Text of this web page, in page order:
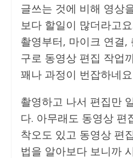
글쓰는 것에 비해 영상
보다 할일이 많더라고
촬영부터, 마이크 연결,
구로 동영상 편집 작업
꽤나 과정이 번잡하네
촬영하고 나서 편집만
다. 아무래도 동영상 편
착오도 있고 동영상 편
법을 알아보다 보니까